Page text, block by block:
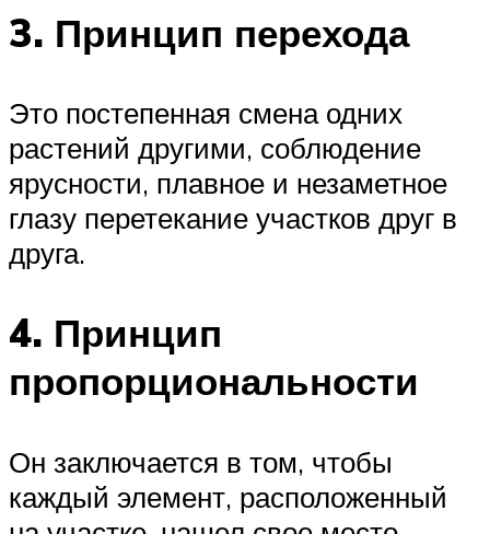
3. Принцип перехода
Это постепенная смена одних
растений другими, соблюдение
ярусности, плавное и незаметное
глазу перетекание участков друг в
друга.
4. Принцип
пропорциональности
Он заключается в том, чтобы
каждый элемент, расположенный